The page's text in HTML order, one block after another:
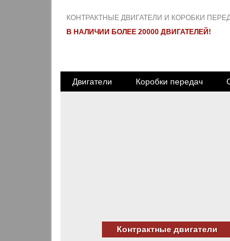
КОНТРАКТНЫЕ ДВИГАТЕЛИ И КОРОБКИ
В НАЛИЧИИ БОЛЕЕ 20000 ДВИГАТЕЛЕЙ!
Двигатели Коробки передач
Контрактные двигатели